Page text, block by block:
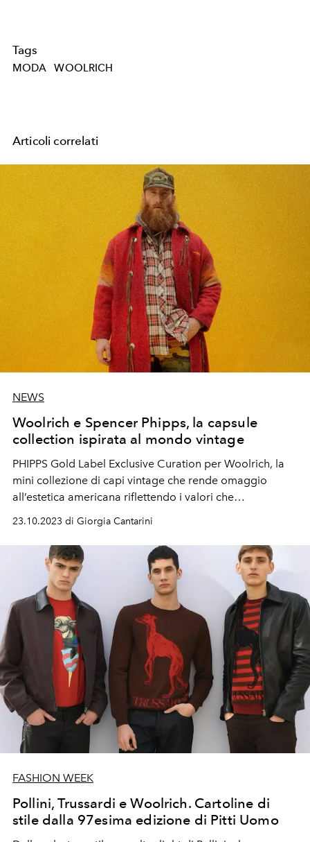
Tags
MODA WOOLRICH
Articoli correlati
NEWS
Woolrich e Spencer Phipps, la capsule
collection ispirata al mondo vintage
PHIPPS Gold Label Exclusive Curation per Woolrich, la
mini collezione di capi vintage che rende omaggio
all’estetica americana riflettendo i valori che
23.10.2023 di Giorgia Cantarini
FASHION WEEK
Pollini, Trussardi e Woolrich. Cartoline di
stile dalla 97esima edizione di Pitti Uomo